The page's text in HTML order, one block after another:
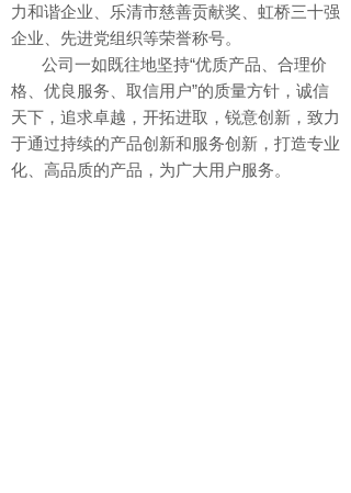
力和谐企业、乐清市慈善贡献奖、虹桥三十强
企业、先进党组织等荣誉称号。
公司一如既往地坚持“优质产品、合理价
格、优良服务、取信用户”的质量方针，诚信
天下，追求卓越，开拓进取，锐意创新，致力
于通过持续的产品创新和服务创新，打造专业
化、高品质的产品，为广大用户服务。